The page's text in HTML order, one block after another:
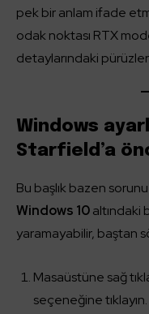
pek bir anlam ifade
odak noktası RTX
detaylarındaki pürüzler
Windows
Starfield’a
Bu başlık bazen
Windows 10altındaki
yaramayabilir, baştan
Masaüstüne sağ
seçeneğine tıklayın.